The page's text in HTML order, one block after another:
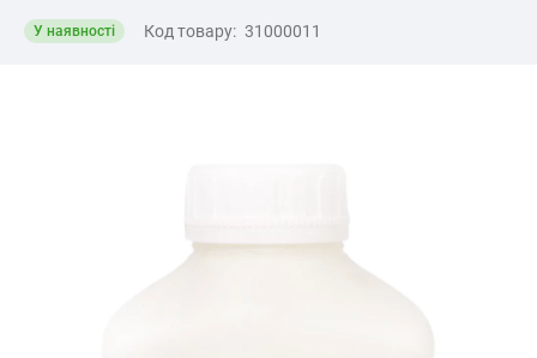
У наявності Код товару: 31000011